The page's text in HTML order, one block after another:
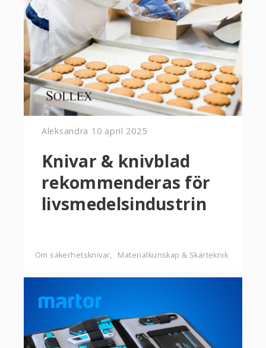
Aleksandra 10 april 2025
Knivar & knivblad
rekommenderas för
livsmedelsindustrin
Om säkerhetsknivar Materialkunskap & Skärteknik